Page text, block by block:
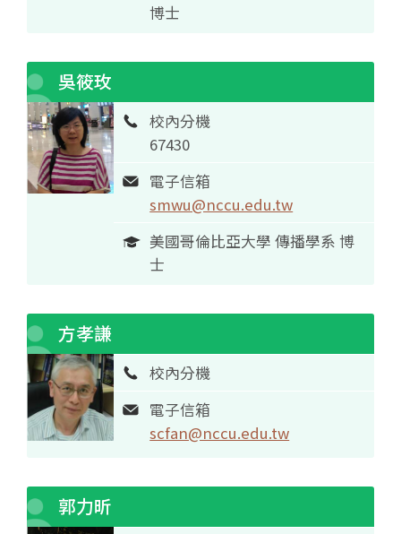
博士
吳筱玫
校內分機
67430
電子信箱
smwu@nccu.edu.tw
美國哥倫比亞大學 傳播學系 博
士
方孝謙
校內分機
電子信箱
scfan@nccu.edu.tw
郭力昕